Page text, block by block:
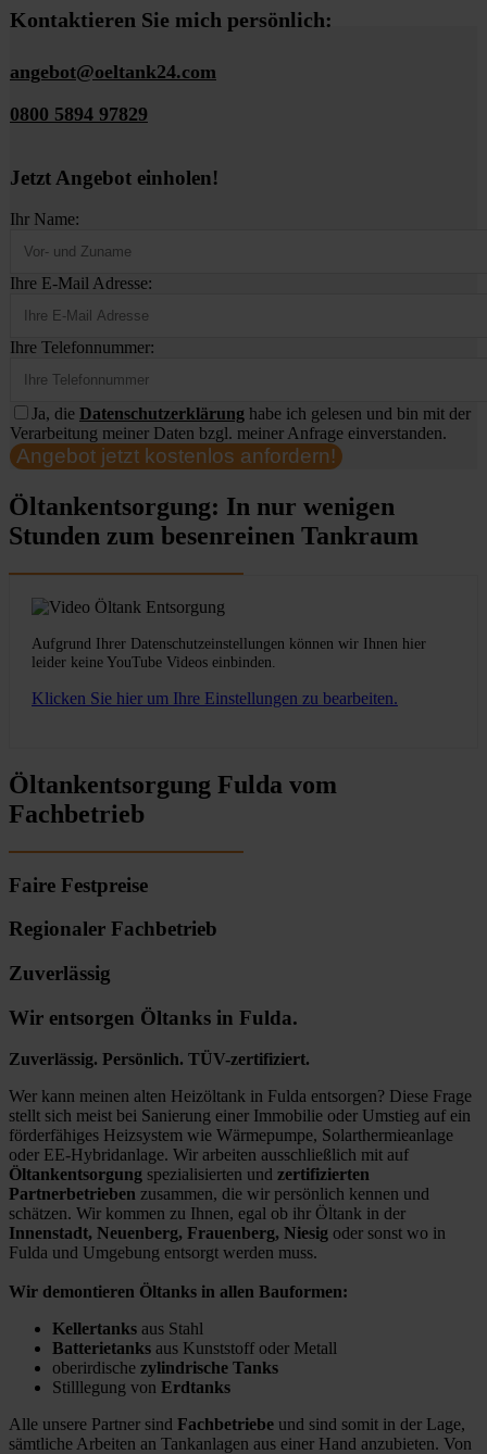
Kontaktieren Sie mich persönlich:
angebot@oeltank24.com
0800 5894 97829
Jetzt Angebot einholen!
Ihr Name:
Ihre E-Mail Adresse:
Ihre Telefonnummer:
Ja, die Datenschutzerklärung habe ich gelesen und bin mit der
Verarbeitung meiner Daten bzgl. meiner Anfrage einverstanden.
Angebot jetzt kostenlos anfordern!
Öltankentsorgung: In nur wenigen
Stunden zum besenreinen Tankraum
Aufgrund Ihrer Datenschutzeinstellungen können wir Ihnen hier
leider keine YouTube Videos einbinden.
Klicken Sie hier um Ihre Einstellungen zu bearbeiten.
Öltankentsorgung Fulda vom
Fachbetrieb
Faire Festpreise
Regionaler Fachbetrieb
Zuverlässig
Wir entsorgen Öltanks in Fulda.
Zuverlässig. Persönlich. TÜV-zertifiziert.
Wer kann meinen alten Heizöltank in Fulda entsorgen? Diese Frage
stellt sich meist bei Sanierung einer Immobilie oder Umstieg auf ein
förderfähiges Heizsystem wie Wärmepumpe, Solarthermieanlage
oder EE-Hybridanlage. Wir arbeiten ausschließlich mit auf
Öltankentsorgung spezialisierten und zertifizierten
Partnerbetrieben zusammen, die wir persönlich kennen und
schätzen. Wir kommen zu Ihnen, egal ob ihr Öltank in der
Innenstadt, Neuenberg, Frauenberg, Niesig oder sonst wo in
Fulda und Umgebung entsorgt werden muss.
Wir demontieren Öltanks in allen Bauformen:
Kellertanks aus Stahl
Batterietanks aus Kunststoff oder Metall
oberirdische zylindrische Tanks
Stilllegung von Erdtanks
Alle unsere Partner sind Fachbetriebe und sind somit in der Lage,
sämtliche Arbeiten an Tankanlagen aus einer Hand anzubieten. Von